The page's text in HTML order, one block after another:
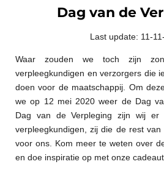
Dag van de
Last update: 11-
Waar zouden we toch zijn
verpleegkundigen en verzorgers die
doen voor de maatschappij. Om
we op 12 mei 2020 weer de Dag
Dag van de Verpleging zijn wij er
verpleegkundigen, zij die de rest
voor ons. Kom meer te weten over
en doe inspiratie op met onze